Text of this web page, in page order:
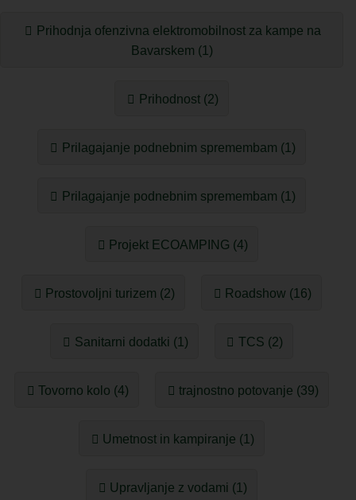
Prihodnja ofenzivna elektromobilnost za kampe na
Bavarskem (1)
Prihodnost (2)
Prilagajanje podnebnim spremembam (1)
Prilagajanje podnebnim spremembam (1)
Projekt ECOAMPING (4)
Prostovoljni turizem (2) Roadshow (16)
Sanitarni dodatki (1) TCS (2)
Tovorno kolo (4) trajnostno potovanje (39)
Umetnost in kampiranje (1)
Upravljanje z vodami (1)